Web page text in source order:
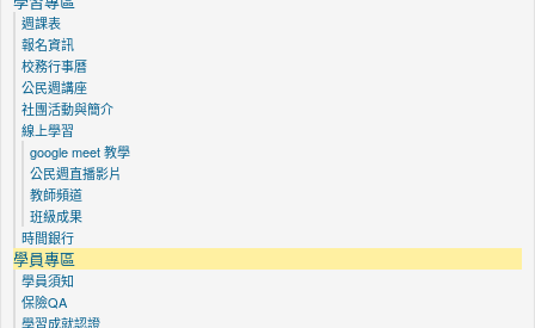
週課表
報名資訊
校務行事曆
公民週講座
社團活動與簡介
線上學習
google meet 教學
公民週直播影片
教師頻道
班級成果
時間銀行
學員專區
學員須知
保險QA
學習成就認證